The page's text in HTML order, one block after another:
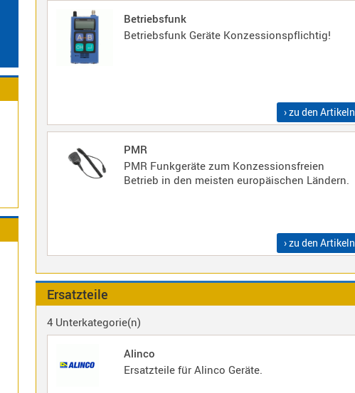
Betriebsfunk
Betriebsfunk Geräte Konzessionspflichtig!
› zu den Artikeln
PMR
PMR Funkgeräte zum Konzessionsfreien
Betrieb in den meisten europäischen Ländern.
› zu den Artikeln
Ersatzteile
4 Unterkategorie(n)
Alinco
Ersatzteile für Alinco Geräte.